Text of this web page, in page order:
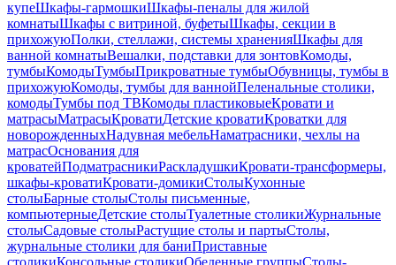
купеШкафы-гармошкиШкафы-пеналы для жилой
комнатыШкафы с витриной, буфетыШкафы, секции в
прихожуюПолки, стеллажи, системы храненияШкафы для
ванной комнатыВешалки, подставки для зонтовКомоды,
тумбыКомодыТумбыПрикроватные тумбыОбувницы, тумбы в
прихожуюКомоды, тумбы для ваннойПеленальные столики,
комодыТумбы под ТВКомоды пластиковыеКровати и
матрасыМатрасыКроватиДетские кроватиКроватки для
новорожденныхНадувная мебельНаматрасники, чехлы на
матрасОснования для
кроватейПодматрасникиРаскладушкиКровати-трансформеры,
шкафы-кроватиКровати-домикиСтолыКухонные
столыБарные столыСтолы письменные,
компьютерныеДетские столыТуалетные столикиЖурнальные
столыСадовые столыРастущие столы и партыСтолы,
журнальные столики для баниПриставные
столикиКонсольные столикиОбеденные группыСтолы-